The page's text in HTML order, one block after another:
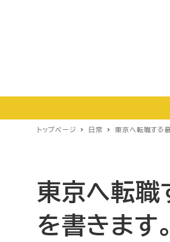
トップページ 日常 東京へ転職する
東京へ転職
を書きます。